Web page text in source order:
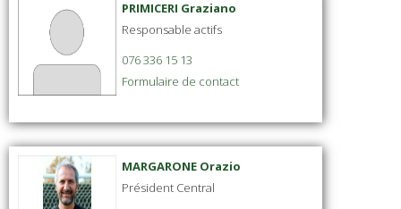
PRIMICERI Graziano
Responsable actifs
076 336 15 13
Formulaire de contact
MARGARONE Orazio
Président Central